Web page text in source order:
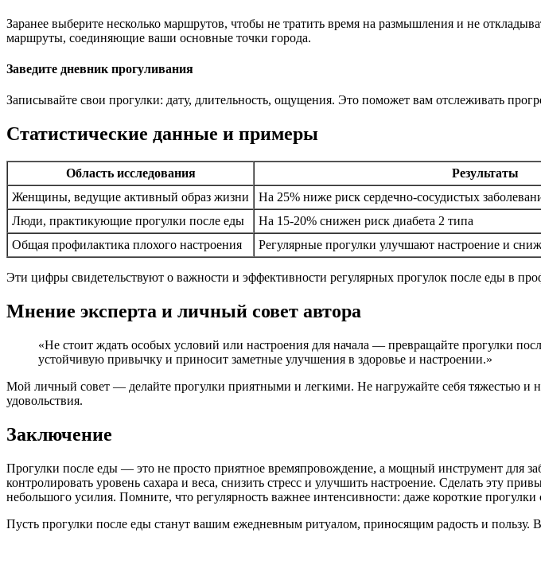
Заранее выберите несколько маршрутов, чтобы не тратить время на размышления и не
маршруты, соединяющие ваши основные точки города.
Заведите дневник прогуливания
Записывайте свои прогулки: дату, длительность, ощущения. Это поможет вам отслеживать
Статистические данные и примеры
Область исследования
Результаты
Женщины, ведущие активный образ жизни
На 25% ниже риск сердечно-сосудистых
Люди, практикующие прогулки после еды
На 15-20% снижен риск диабета 2 типа
Общая профилактика плохого настроения
Регулярные прогулки улучшают настроение и
Эти цифры свидетельствуют о важности и эффективности регулярных прогулок после еды в
Мнение эксперта и личный совет автора
«Не стоит ждать особых условий или настроения для начала — превращайте прогулки
устойчивую привычку и приносит заметные улучшения в здоровье и настроении.»
Мой личный совет — делайте прогулки приятными и легкими. Не нагружайте себя тяжестью и
удовольствия.
Заключение
Прогулки после еды — это не просто приятное времяпровождение, а мощный инструмент для
контролировать уровень сахара и веса, снизить стресс и улучшить настроение. Сделать эту
небольшого усилия. Помните, что регулярность важнее интенсивности: даже короткие
Пусть прогулки после еды станут вашим ежедневным ритуалом, приносящим радость и пользу.